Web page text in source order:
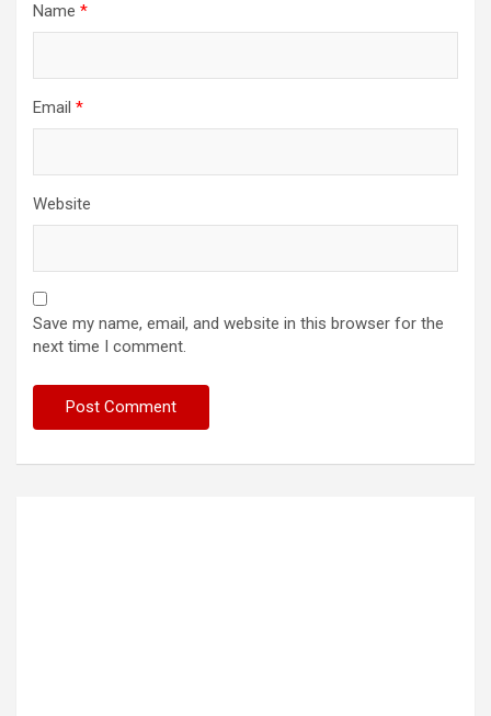
Name *
Email *
Website
Save my name, email, and website in this browser for the
next time I comment.